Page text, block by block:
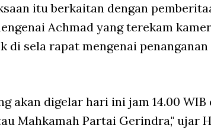
itu berkaitan dengan
Achmad yang terekam
di sela rapat mengenai
akan digelar hari ini jam 14.00
Mahkamah Partai Gerindra," ujar